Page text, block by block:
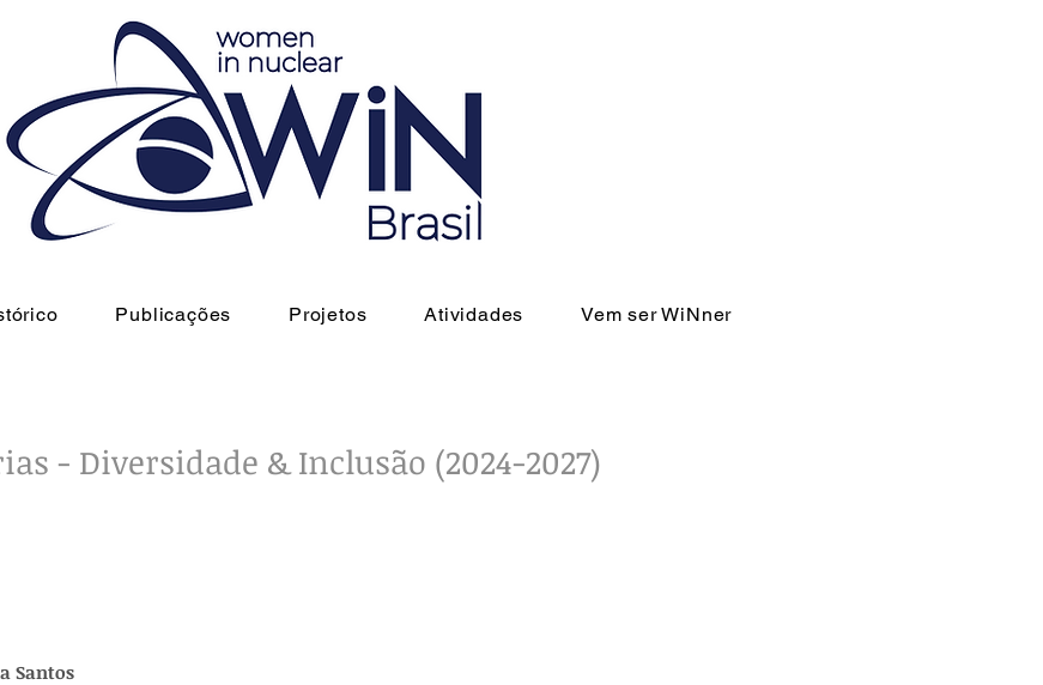
Publicações Projetos Atividades Vem ser WiNner
- Diversidade & Inclusão (2024-2027)
Santos